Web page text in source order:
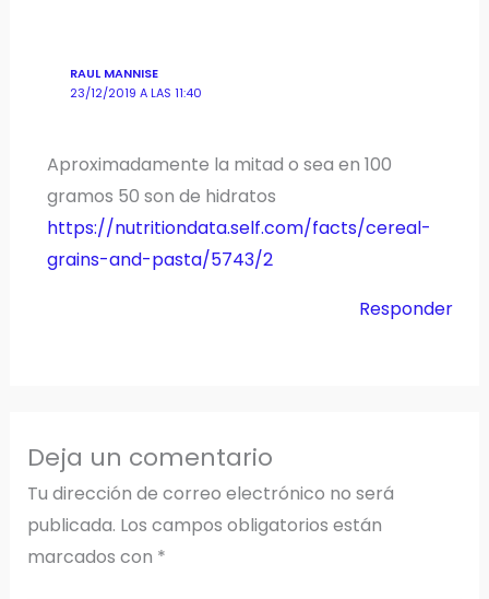
RAUL MANNISE
23/12/2019 A LAS 11:40
Aproximadamente la mitad o sea en 100
gramos 50 son de hidratos
https://nutritiondata.self.com/facts/cereal-
grains-and-pasta/5743/2
Responder
Deja un comentario
Tu dirección de correo electrónico no será
publicada. Los campos obligatorios están
marcados con *